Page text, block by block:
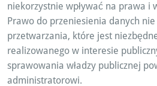
niekorzystnie wpływać na prawa i
Prawo do przeniesienia danych
przetwarzania, które jest
realizowanego w interesie
sprawowania władzy publicznej
administratorowi.